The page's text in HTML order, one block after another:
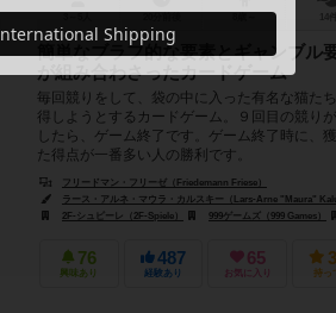
簡単なブラフ的な要素とギャンブル
が組み合わさったカードゲーム
毎回競りをして、袋の中に入った有名な猫たち
得しようとするカードゲーム。９回目の競り
したら、ゲーム終了です。ゲーム終了時に、獲
た得点が一番多い人の勝利です。
フリードマン・フリーゼ（Friedemann Friese）
ラース・アルネ・マウラ・カルスキー（Lars-Arne "Maura"
2F-シュピーレ（2F-Spiele）
999ゲームズ（999 Games）
76
興味あり
487
経験あり
65
お気に入り 持っ